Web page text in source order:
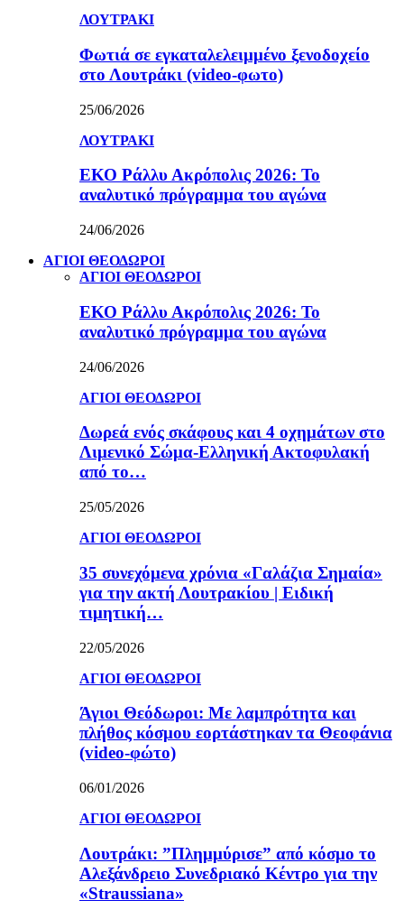
ΛΟΥΤΡΑΚΙ
Φωτιά σε εγκαταλελειμμένο ξενοδοχείο
στο Λουτράκι (video-φωτο)
25/06/2026
ΛΟΥΤΡΑΚΙ
ΕΚΟ Ράλλυ Ακρόπολις 2026: Το
αναλυτικό πρόγραμμα του αγώνα
24/06/2026
ΑΓΙΟΙ ΘΕΟΔΩΡΟΙ
ΑΓΙΟΙ ΘΕΟΔΩΡΟΙ
ΕΚΟ Ράλλυ Ακρόπολις 2026: Το
αναλυτικό πρόγραμμα του αγώνα
24/06/2026
ΑΓΙΟΙ ΘΕΟΔΩΡΟΙ
Δωρεά ενός σκάφους και 4 οχημάτων στο
Λιμενικό Σώμα-Ελληνική Ακτοφυλακή
από το…
25/05/2026
ΑΓΙΟΙ ΘΕΟΔΩΡΟΙ
35 συνεχόμενα χρόνια «Γαλάζια Σημαία»
για την ακτή Λουτρακίου | Ειδική
τιμητική…
22/05/2026
ΑΓΙΟΙ ΘΕΟΔΩΡΟΙ
Άγιοι Θεόδωροι: Με λαμπρότητα και
πλήθος κόσμου εορτάστηκαν τα Θεοφάνια
(video-φώτο)
06/01/2026
ΑΓΙΟΙ ΘΕΟΔΩΡΟΙ
Λουτράκι: ”Πλημμύρισε” από κόσμο το
Αλεξάνδρειο Συνεδριακό Κέντρο για την
«Straussiana»